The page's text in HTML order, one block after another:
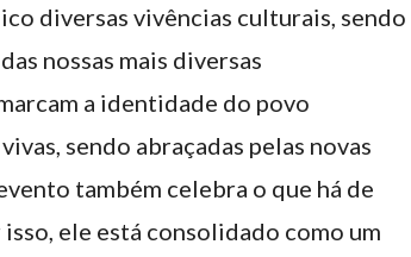
diversas vivências culturais, sendo
nossas mais diversas
a identidade do povo
sendo abraçadas pelas novas
também celebra o que há de
ele está consolidado como um